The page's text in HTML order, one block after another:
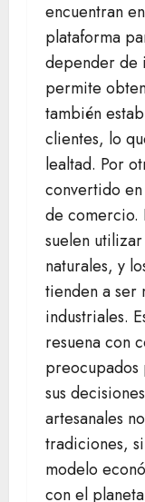
encuentran
plataforma
depender de
permite
también
clientes, lo
lealtad. Por
convertido
de comercio.
suelen
naturales, y
tienden a ser
industriales.
resuena con
sus
artesanales
tradiciones,
modelo
con el